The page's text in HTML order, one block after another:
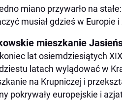
miano przywarło na
musiał gdzieś w Europie
mieszkanie
lat osiemdziesiątych
latach wylądować w
na Krupniczej i
pokrywały europejskie i